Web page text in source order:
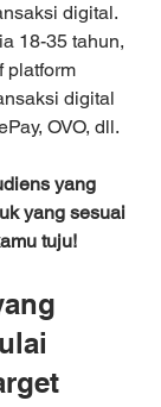
digital.
18-35 tahun,
platform
digital
OVO, dll.
yang
yang sesuai
tuju!